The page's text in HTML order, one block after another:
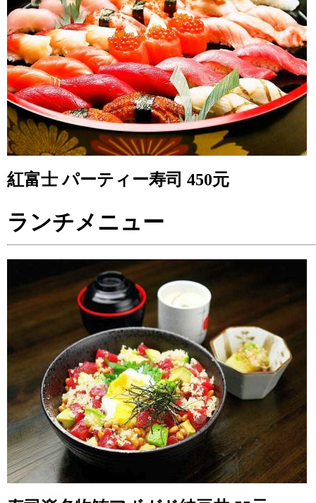
紅富士 パーティー寿司 450元
ランチメニュー